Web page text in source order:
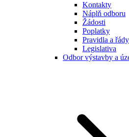
Kontakty
Náplň odboru
Žádosti
Poplatky
Pravidla a řády
Legislativa
Odbor výstavby a